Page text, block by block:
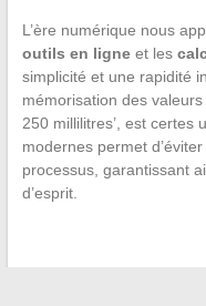
L’ère numérique nous
outils en ligneet les
simplicité et une rapidité
mémorisation des
250 millilitres’, est certes
modernes permet
processus, garantissant
d’esprit.